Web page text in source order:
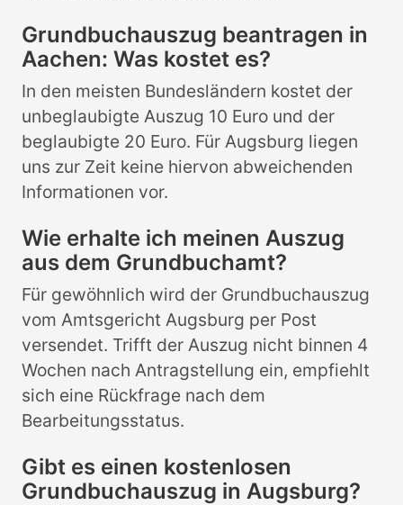
Grundbuchauszug beantragen in
Aachen: Was kostet es?
In den meisten Bundesländern kostet der
unbeglaubigte Auszug 10 Euro und der
beglaubigte 20 Euro. Für Augsburg liegen
uns zur Zeit keine hiervon abweichenden
Informationen vor.
Wie erhalte ich meinen Auszug
aus dem Grundbuchamt?
Für gewöhnlich wird der Grundbuchauszug
vom Amtsgericht Augsburg per Post
versendet. Trifft der Auszug nicht binnen 4
Wochen nach Antragstellung ein, empfiehlt
sich eine Rückfrage nach dem
Bearbeitungsstatus.
Gibt es einen kostenlosen
Grundbuchauszug in Augsburg?